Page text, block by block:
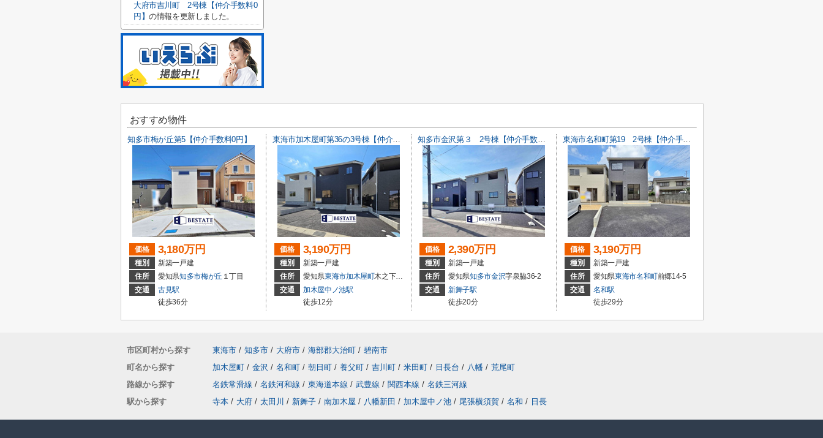
大府市吉川町 2号棟【仲介手数料0
円】の情報を更新しました。
おすすめ物件
知多市梅が丘第5【仲介手数料0円】
価格 3,180万円
種別
新築一戸建
住所
愛知県知多市梅が丘 １丁目
交通
古見駅
徒歩36分
東海市加木屋町第36の3号棟【仲介手数料0円】
価格 3,190万円
種別
新築一戸建
住所
愛知県東海市加木屋町木之下152
交通
加木屋中ノ池駅
徒歩12分
知多市金沢第３ 2号棟【仲介手数料0円】
価格 2,390万円
種別
新築一戸建
住所
愛知県知多市金沢字泉脇36-2
交通
新舞子駅
徒歩20分
東海市名和町第19 2号棟【仲介手数料0円】
価格 3,190万円
種別
新築一戸建
住所
愛知県東海市名和町前郷14-5
交通
名和駅
徒歩29分
市区町村から探す 東海市 / 知多市 / 大府市 / 海部郡大治町 / 碧南市
町名から探す
加木屋町 / 金沢 / 名和町 / 朝日町 / 養父町 / 吉川町 / 米田町 / 日長台 / 八幡 / 荒尾町
路線から探す
名鉄常滑線 / 名鉄河和線 / 東海道本線 / 武豊線 / 関西本線 / 名鉄三河線
駅から探す
寺本 / 大府 / 太田川 / 新舞子 / 南加木屋 / 八幡新田 / 加木屋中ノ池 / 尾張横須賀 / 名和 / 日長